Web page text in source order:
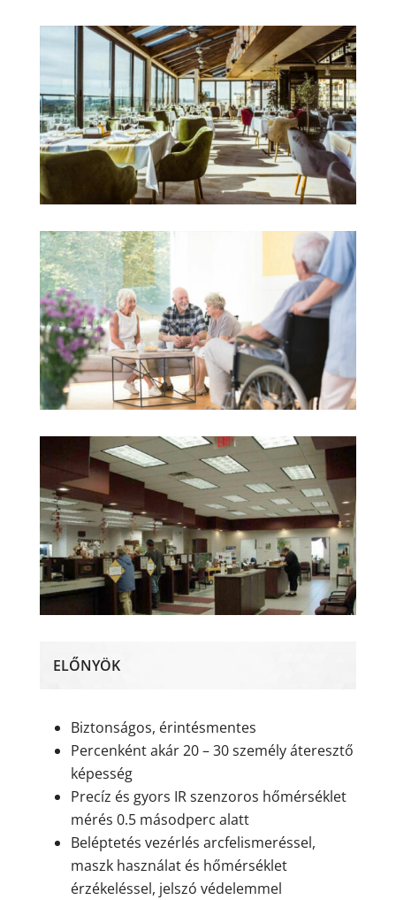
ELŐNYÖK
Biztonságos, érintésmentes
Percenként akár 20 – 30 személy áteresztő
képesség
Precíz és gyors IR szenzoros hőmérséklet
mérés 0.5 másodperc alatt
Beléptetés vezérlés arcfelismeréssel,
maszk használat és hőmérséklet
érzékeléssel, jelszó védelemmel